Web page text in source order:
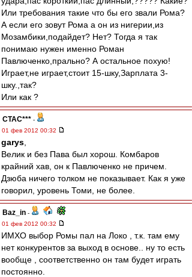
Или требования такие что бы его звали Рома?
А если его зовут Рома а он из нигерии,из
Мозамбики,подайдет? Нет? Тогда я так
понимаю нужен именно Роман
Павлюченко,прально? А остальное похую!
Играет,не играет,стоит 15-шку,Зарплата 3-
шку.,так?
Или как ?
CTAC*** -
01 фев 2012 00:32
garys
Велик и без Пава был хорош. Комбаров
крайний хав, он к Павлюченко не причем.
Дзюба ничего толком не показывает. Как я уже
говорил, уровень Томи, не более.
Baz_in -
01 фев 2012 00:32
ИМХО выбор Ромы пал на Локо , т.к. там ему
нет конкурентов за выход в основе.. ну то есть
вообще , соответственно он там будет играть
постоянно.